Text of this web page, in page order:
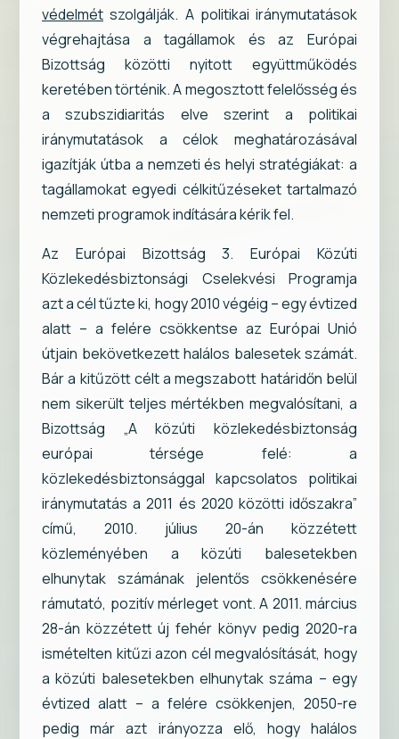
védelmét szolgálják. A politikai iránymutatások
végrehajtása a tagállamok és az Európai
Bizottság közötti nyitott együttműködés
keretében történik. A megosztott felelősség és
a szubszidiaritás elve szerint a politikai
iránymutatások a célok meghatározásával
igazítják útba a nemzeti és helyi stratégiákat: a
tagállamokat egyedi célkitűzéseket tartalmazó
nemzeti programok indítására kérik fel.
Az Európai Bizottság 3. Európai Közúti
Közlekedésbiztonsági Cselekvési Programja
azt a cél tűzte ki, hogy 2010 végéig – egy évtized
alatt – a felére csökkentse az Európai Unió
útjain bekövetkezett halálos balesetek számát.
Bár a kitűzött célt a megszabott határidőn belül
nem sikerült teljes mértékben megvalósítani, a
Bizottság „A közúti közlekedésbiztonság
európai térsége felé: a
közlekedésbiztonsággal kapcsolatos politikai
iránymutatás a 2011 és 2020 közötti időszakra”
című, 2010. július 20-án közzétett
közleményében a közúti balesetekben
elhunytak számának jelentős csökkenésére
rámutató, pozitív mérleget vont. A 2011. március
28-án közzétett új fehér könyv pedig 2020-ra
ismételten kitűzi azon cél megvalósítását, hogy
a közúti balesetekben elhunytak száma – egy
évtized alatt – a felére csökkenjen, 2050-re
pedig már azt irányozza elő, hogy halálos